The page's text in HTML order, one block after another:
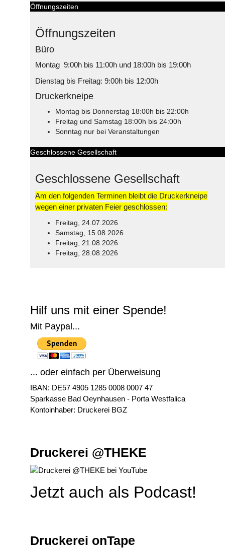
Öffnungszeiten
Öffnungszeiten
Büro
Montag 9:00h bis 11:00h und 18:00h bis 19:00h
Dienstag bis Freitag: 9:00h bis 12:00h
Druckerkneipe
Montag bis Donnerstag 18:00h bis 22:00h
Freitag und Samstag 18:00h bis 24:00h
Sonntag nur bei Veranstaltungen
Geschlossene Gesellschaft
Geschlossene Gesellschaft
Am den folgenden Terminen bleibt die Druckerkneipe
wegen einer privaten Feier geschlossen:
Freitag, 24.07.2026
Samstag, 15.08.2026
Freitag, 21.08.2026
Freitag, 28.08.2026
Hilf uns mit einer Spende!
Mit Paypal...
... oder einfach per Überweisung
IBAN: DE57 4905 1285 0008 0007 47
Sparkasse Bad Oeynhausen - Porta Westfalica
Kontoinhaber: Druckerei BGZ
Druckerei @THEKE
Jetzt auch als Podcast!
Druckerei onTape